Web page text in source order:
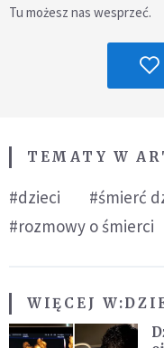
Tu możesz nas wesprzeć.
TEMATY W
#dzieci #śmierć
#rozmowy o śmierci
WIĘCEJ W: